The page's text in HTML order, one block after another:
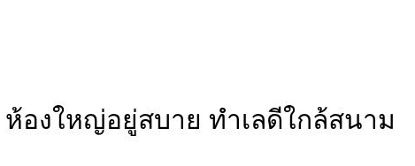
องใหญ่อยู่สบาย ทำเลดีใกล้สนาม